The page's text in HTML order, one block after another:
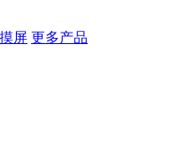
屏 更多产品